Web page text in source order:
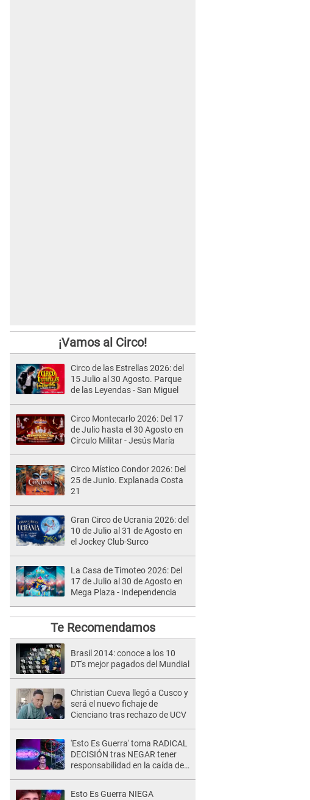
¡Vamos al Circo!
Circo de las Estrellas 2026: del
15 Julio al 30 Agosto. Parque
de las Leyendas - San Miguel
Circo Montecarlo 2026: Del 17
de Julio hasta el 30 Agosto en
Círculo Militar - Jesús María
Circo Místico Condor 2026: Del
25 de Junio. Explanada Costa
21
Gran Circo de Ucrania 2026: del
10 de Julio al 31 de Agosto en
el Jockey Club-Surco
La Casa de Timoteo 2026: Del
17 de Julio al 30 de Agosto en
Mega Plaza - Independencia
Te Recomendamos
Brasil 2014: conoce a los 10
DT's mejor pagados del Mundial
Christian Cueva llegó a Cusco y
será el nuevo fichaje de
Cienciano tras rechazo de UCV
'Esto Es Guerra' toma RADICAL
DECISIÓN tras NEGAR tener
responsabilidad en la caída de
Esto Es Guerra NIEGA